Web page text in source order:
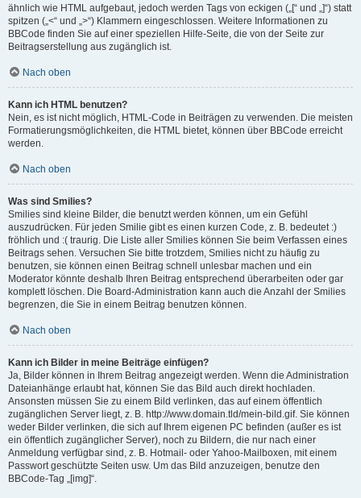
ähnlich wie HTML aufgebaut, jedoch werden Tags von eckigen („[“ und „]“) statt
spitzen („<“ und „>“) Klammern eingeschlossen. Weitere Informationen zu
BBCode finden Sie auf einer speziellen Hilfe-Seite, die von der Seite zur
Beitragserstellung aus zugänglich ist.
Nach oben
Kann ich HTML benutzen?
Nein, es ist nicht möglich, HTML-Code in Beiträgen zu verwenden. Die meisten
Formatierungsmöglichkeiten, die HTML bietet, können über BBCode erreicht
werden.
Nach oben
Was sind Smilies?
Smilies sind kleine Bilder, die benutzt werden können, um ein Gefühl
auszudrücken. Für jeden Smilie gibt es einen kurzen Code, z. B. bedeutet :)
fröhlich und :( traurig. Die Liste aller Smilies können Sie beim Verfassen eines
Beitrags sehen. Versuchen Sie bitte trotzdem, Smilies nicht zu häufig zu
benutzen, sie können einen Beitrag schnell unlesbar machen und ein
Moderator könnte deshalb Ihren Beitrag entsprechend überarbeiten oder gar
komplett löschen. Die Board-Administration kann auch die Anzahl der Smilies
begrenzen, die Sie in einem Beitrag benutzen können.
Nach oben
Kann ich Bilder in meine Beiträge einfügen?
Ja, Bilder können in Ihrem Beitrag angezeigt werden. Wenn die Administration
Dateianhänge erlaubt hat, können Sie das Bild auch direkt hochladen.
Ansonsten müssen Sie zu einem Bild verlinken, das auf einem öffentlich
zugänglichen Server liegt, z. B. http://www.domain.tld/mein-bild.gif. Sie können
weder Bilder verlinken, die sich auf Ihrem eigenen PC befinden (außer es ist
ein öffentlich zugänglicher Server), noch zu Bildern, die nur nach einer
Anmeldung verfügbar sind, z. B. Hotmail- oder Yahoo-Mailboxen, mit einem
Passwort geschützte Seiten usw. Um das Bild anzuzeigen, benutze den
BBCode-Tag „[img]“.